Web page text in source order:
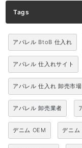
Tags
アパレル BtoB 仕入れ
アパレル 仕入れサイト
アパレル 仕入れ 卸売市場
アパレル 卸売業者
デニム OEM デニ